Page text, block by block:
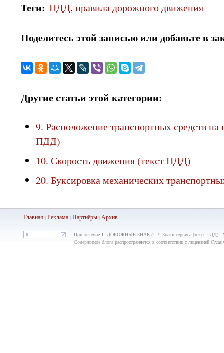
Теги: ПДД, правила дорожного движения
Поделитесь этой записью или добавьте в
Другие статьи этой категории:
9. Расположение транспортных средств на
ПДД)
10. Скорость движения (текст ПДД)
20. Буксировка механических
Главная| Реклама| Партнёры| Архив
Приложение 1. ДОРОЖНЫЕ ЗНАКИ. 7. Знаки сервиса (текст ПДД) -
Содержимое блогараспространяется в соответствии с лицензией